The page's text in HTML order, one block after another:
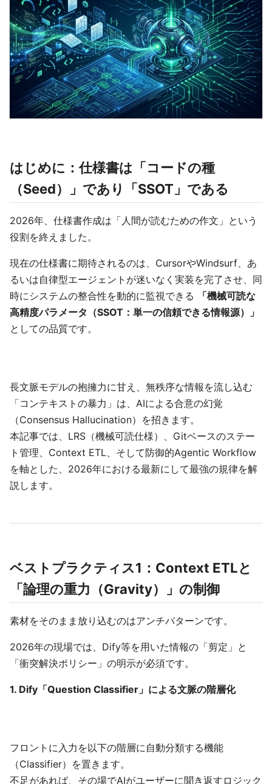
はじめに：仕様書は「コードの種
（Seed）」であり「SSOT」である
2026年、仕様書作成は「人間が読むための作文」という
役割を終えました。
現在の仕様書に期待されるのは、CursorやWindsurf、あ
るいは自律型エージェントが迷いなく実装を完了させ、同
時にシステムの整合性を動的に監視できる
「機械可読な
高精度パラメータ（SSOT：単一の信頼できる情報源）」
としての品質です。
長文脈モデルの抱擁力に甘え、無秩序な情報を流し込む
「コンテキストの暴力」は、AIによる合意の幻覚
（Consensus Hallucination）を招きます。
本記事では、LRS（機械可読仕様）、Gitベースのステー
ト管理、Context ETL、そして防御的Agentic Workflow
を軸とした、2026年における最新にして最強の規律を解
説します。
ベストプラクティス1：Context ETLと
「論理の重力（Gravity）」の制御
素材をそのまま放り込むのはアンチパターンです。
2026年の現場では、Dify等を用いた情報の「剪定」と
「衝突解決ポリシー」の明示が必須です。
1. Dify「Question Classifier」による文脈の階層化
フロントに入力を以下の階層に自動分類する機能
（Classifier）を置きます。
不足があれば、その場でAIがユーザーに聞き返すロジック